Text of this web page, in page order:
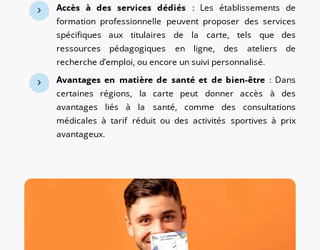
Accès à des services dédiés : Les établissements de
formation professionnelle peuvent proposer des services
spécifiques aux titulaires de la carte, tels que des
ressources pédagogiques en ligne, des ateliers de
recherche d’emploi, ou encore un suivi personnalisé.
Avantages en matière de santé et de bien-être : Dans
certaines régions, la carte peut donner accès à des
avantages liés à la santé, comme des consultations
médicales à tarif réduit ou des activités sportives à prix
avantageux.